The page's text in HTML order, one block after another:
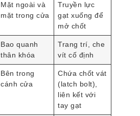
Mặt ngoài và
mặt trong cửa
Truyền lực
gạt xuống để
mở chốt
Bao quanh
thân khóa
Trang trí, che
vít cố định
Bên trong
cánh cửa
Chứa chốt vát
(latch bolt),
liên kết với
tay gạt